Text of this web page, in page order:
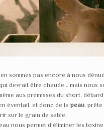
sommes pas encore à nous
devrait être chaude… mais nous
aux prémisses du short,
éventail, et donc de lapeau, prête
sur le grain de sable.
nous permet d’éliminer les